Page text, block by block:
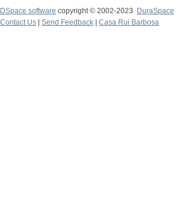
DSpace software copyright © 2002-2023
DuraSpace
Contact Us
Send Feedback Casa Rui Barbosa